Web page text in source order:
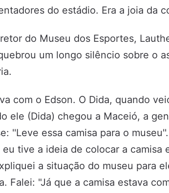
do estádio. Era a joia da
do Museu dos Esportes,
um longo silêncio sobre o
com o Edson. O Dida, quando
ele (Dida) chegou a Maceió, a
''Leve essa camisa para o
tive a ideia de colocar a camisa
a situação do museu para
Falei: "Já que a camisa estava